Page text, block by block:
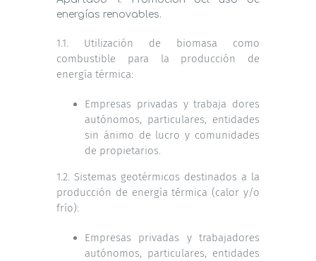
energías renovables.
1.1. Utilización de biomasa como
combustible para la producción de
energía térmica:
Empresas privadas y trabaja dores
autónomos, particulares, entidades
sin ánimo de lucro y comunidades
de propietarios.
1.2. Sistemas geotérmicos destinados a la
producción de energía térmica (calor y/o
frío):
Empresas privadas y trabajadores
autónomos, particulares, entidades